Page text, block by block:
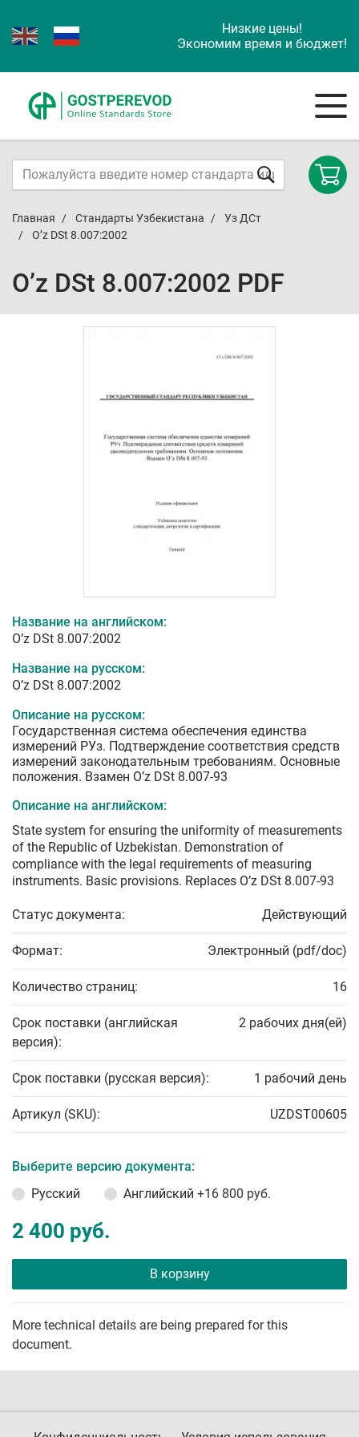
Низкие цены!
Экономим время и бюджет!
Главная Стандарты Узбекистана
Уз ДСт
O’z DSt 8.007:2002
O’z DSt 8.007:2002 PDF
Название на английском:
O’z DSt 8.007:2002
Название на русском:
O’z DSt 8.007:2002
Описание на русском:
Государственная система обеспечения единства
измерений РУз. Подтверждение соответствия средств
измерений законодательным требованиям. Основные
положения. Взамен O’z DSt 8.007-93
Описание на английском:
State system for ensuring the uniformity of measurements
of the Republic of Uzbekistan. Demonstration of
compliance with the legal requirements of measuring
instruments. Basic provisions. Replaces O’z DSt 8.007-93
Статус документа: Действующий
Формат: Электронный (pdf/doc)
Количество страниц: 16
Срок поставки (английская
версия):
2 рабочих дня(ей)
Срок поставки (русская версия): 1 рабочий день
Артикул (SKU): UZDST00605
Выберите версию документа:
Русский
Английский +16 800 руб.
2 400 руб.
В корзину
More technical details are being prepared for this
document.